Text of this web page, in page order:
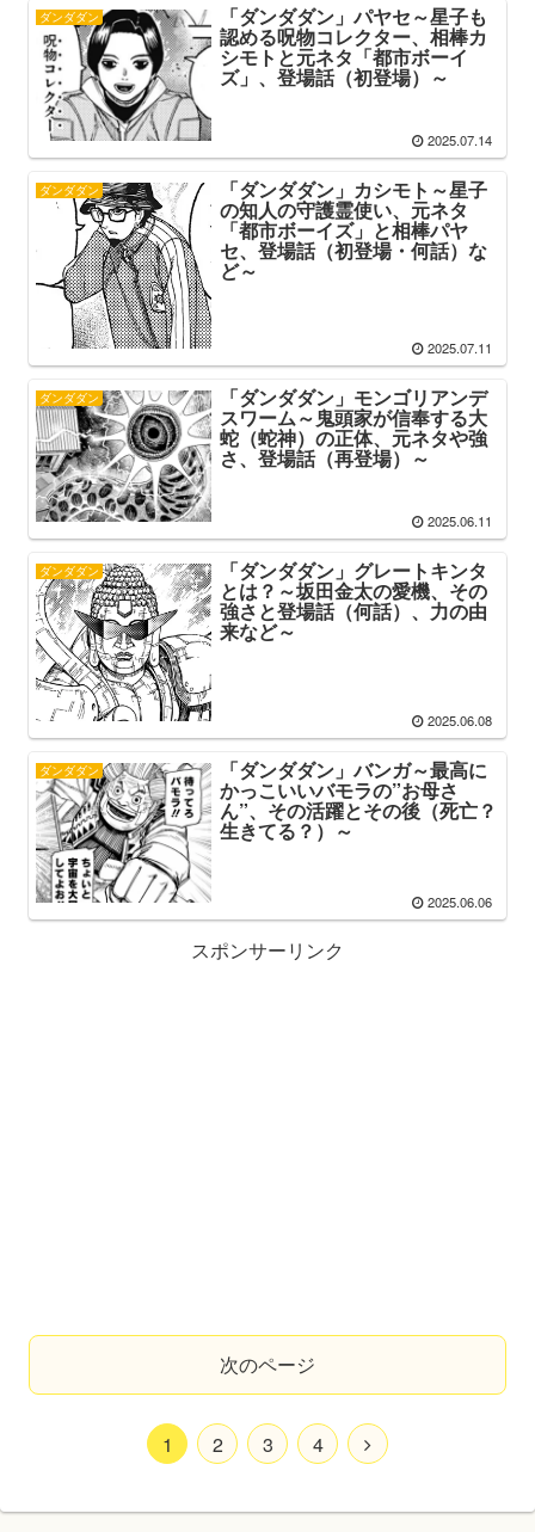
ダンダダン 「ダンダダン」パヤセ～星子も
認める呪物コレクター、相棒カ
シモトと元ネタ「都市ボーイ
ズ」、登場話（初登場）～
2025.07.14
ダンダダン 「ダンダダン」カシモト～星子
の知人の守護霊使い、元ネタ
「都市ボーイズ」と相棒パヤ
セ、登場話（初登場・何話）な
ど～
2025.07.11
ダンダダン 「ダンダダン」モンゴリアンデ
スワーム～鬼頭家が信奉する大
蛇（蛇神）の正体、元ネタや強
さ、登場話（再登場）～
2025.06.11
ダンダダン 「ダンダダン」グレートキンタ
とは？～坂田金太の愛機、その
強さと登場話（何話）、力の由
来など～
2025.06.08
ダンダダン 「ダンダダン」バンガ～最高に
かっこいいバモラの”お母さ
ん”、その活躍とその後（死亡？
生きてる？）～
2025.06.06
スポンサーリンク
次のページ
1 2 3 4